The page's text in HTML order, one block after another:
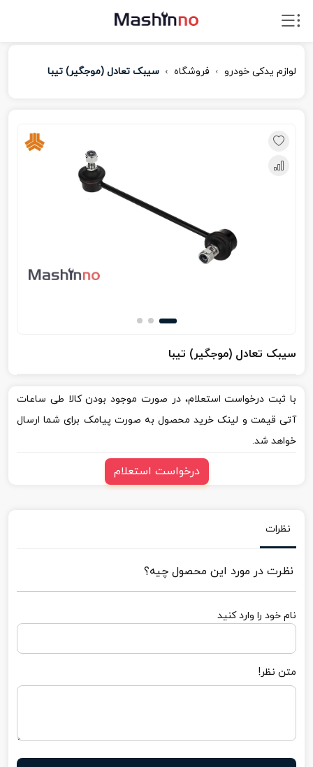
لوازم یدکی خودرو فروشگاه سیبک تعادل (موجگیر) تیبا
سیبک تعادل (موجگیر) تیبا
با ثبت درخواست استعلام، در صورت موجود بودن کالا طی ساعات
آتی قیمت و لینک خرید محصول به صورت پیامک برای شما ارسال
خواهد شد.
درخواست استعلام
نظرات
نظرت در مورد این محصول چیه؟
نام خود را وارد کنید
متن نظر!